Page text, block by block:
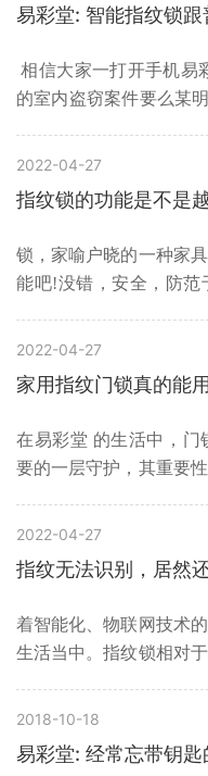
的实用价值
易彩堂: 智能指
相信大家一打开手机易
的室内盗窃案件要么某
中国智能锁应用与发展
2022-04-27
指纹锁的功能是不是
锁，家喻户晓的一种家
能吧!没错，安全，防范
越好呢？接下来，告诉
2022-04-27
家用指纹门锁真的能
在易彩堂 的生活中，门
要的一层守护，其重要
断，家用指纹门锁的开
摆脱生活中忘带钥匙出
2022-04-27
指纹无法识别，居然
着智能化、物联网技术
生活当中。指纹锁相对
锁按了一下，锁就自动
开门
2018-10-18
易彩堂: 经常忘